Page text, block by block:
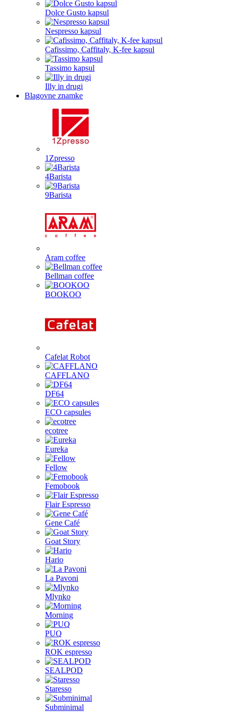
Dolce Gusto kapsul
Nespresso kapsul
Cafissimo, Caffitaly, K-fee kapsul
Tassimo kapsul
Illy in drugi
Blagovne znamke
1Zpresso
4Barista
9Barista
Aram coffee
Bellman coffee
BOOKOO
Cafelat Robot
CAFFLANO
DF64
ECO capsules
ecotree
Eureka
Fellow
Femobook
Flair Espresso
Gene Café
Goat Story
Hario
La Pavoni
Mlynko
Morning
PUQ
ROK espresso
SEALPOD
Staresso
Subminimal